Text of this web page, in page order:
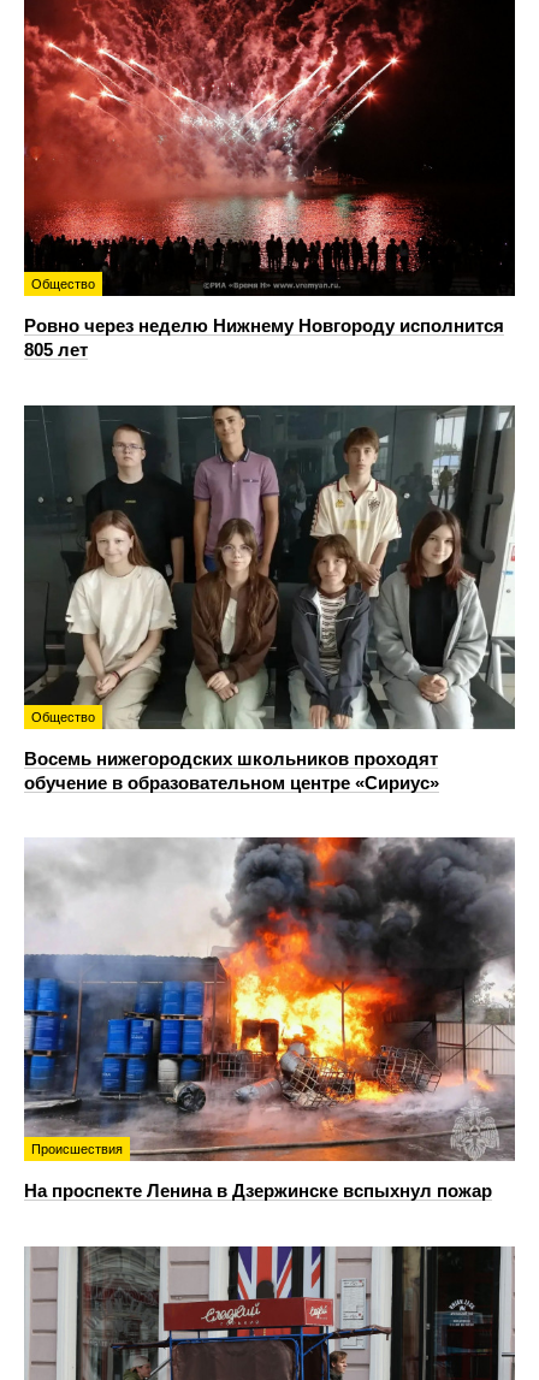
Общество
Ровно через неделю Нижнему Новгороду исполнится
805 лет
Общество
Восемь нижегородских школьников проходят
обучение в образовательном центре «Сириус»
Происшествия
На проспекте Ленина в Дзержинске вспыхнул пожар